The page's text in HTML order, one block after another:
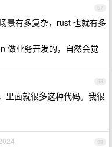
57
景有多复杂，rust 也就有多
做业务开发的，自然会觉
58
里面就很多这种代码。我很
59